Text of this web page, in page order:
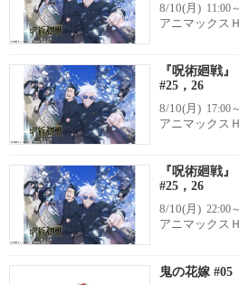
8/10(月) 11:00
アニマックス
『呪術廻戦
#25，26
8/10(月) 17:00
アニマックス
『呪術廻戦
#25，26
8/10(月) 22:00
アニマックス
鬼の花嫁 #05